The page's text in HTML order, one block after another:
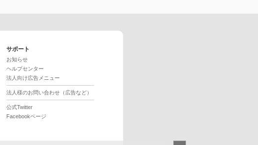
サポート
お知らせ
ヘルプセンター
法人向け広告メニュー
法人様のお問い合わせ（広告など）
公式Twitter
Facebookページ